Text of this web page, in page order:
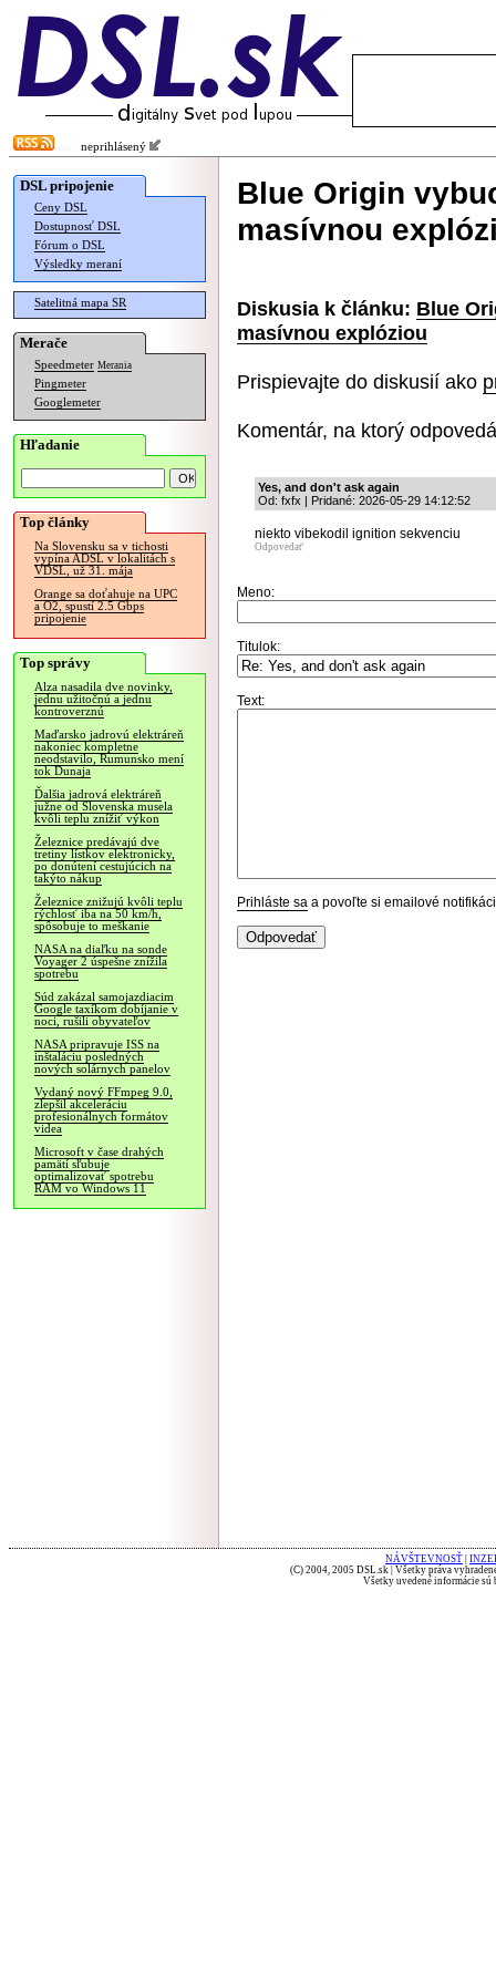
neprihlásený
DSL pripojenie
Ceny DSL
Dostupnosť DSL
Fórum o DSL
Výsledky meraní
Satelitná mapa SR
Merače
Speedmeter Merania
Pingmeter
Googlemeter
Hľadanie
Top články
Na Slovensku sa v tichosti
vypína ADSL v lokalitách s
VDSL, už 31. mája
Orange sa doťahuje na UPC
a O2, spustí 2.5 Gbps
pripojenie
Top správy
Alza nasadila dve novinky,
jednu užitočnú a jednu
kontroverznú
Maďarsko jadrovú elektráreň
nakoniec kompletne
neodstavilo, Rumunsko mení
tok Dunaja
Ďalšia jadrová elektráreň
južne od Slovenska musela
kvôli teplu znížiť výkon
Železnice predávajú dve
tretiny lístkov elektronicky,
po donútení cestujúcich na
takýto nákup
Železnice znižujú kvôli teplu
rýchlosť iba na 50 km/h,
spôsobuje to meškanie
NASA na diaľku na sonde
Voyager 2 úspešne znížila
spotrebu
Súd zakázal samojazdiacim
Google taxíkom dobíjanie v
noci, rušili obyvateľov
NASA pripravuje ISS na
inštaláciu posledných
nových solárnych panelov
Vydaný nový FFmpeg 9.0,
zlepšil akceleráciu
profesionálnych formátov
videa
Microsoft v čase drahých
pamätí sľubuje
optimalizovať spotrebu
RAM vo Windows 11
Blue Origin
masívnou
Diskusia k článku: Blue
masívnou explóziou
Prispievajte do diskusií ako
Komentár, na ktorý
Yes, and don't ask again
Od: fxfx | Pridané: 2026-05-29 14:12:52
niekto vibekodil ignition sekvenciu
Odpovedať
Meno:
Titulok:
Text:
Prihláste sa a povoľte si emailové
NÁVŠTEVNOSŤ
(C) 2004, 2005 DSL.sk | Všetky práva
Všetky uvedené informácie sú